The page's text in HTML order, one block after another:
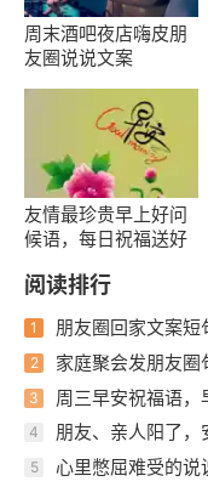
周末酒吧夜店嗨皮朋
友圈说说文案
友情最珍贵早上好问
候语，每日祝福送好
阅读排行
1
朋友圈回家文案短
2
家庭聚会发朋友圈
3
周三早安祝福语，
4
朋友、亲人阳了，
5
心里憋屈难受的说